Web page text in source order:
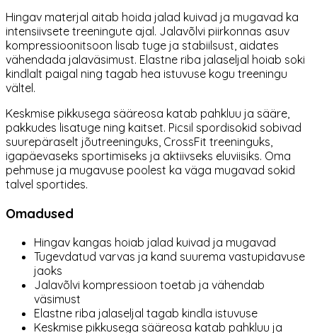
Hingav materjal aitab hoida jalad kuivad ja mugavad ka
intensiivsete treeningute ajal. Jalavõlvi piirkonnas asuv
kompressioonitsoon lisab tuge ja stabiilsust, aidates
vähendada jalaväsimust. Elastne riba jalaseljal hoiab soki
kindlalt paigal ning tagab hea istuvuse kogu treeningu
vältel.
Keskmise pikkusega sääreosa katab pahkluu ja sääre,
pakkudes lisatuge ning kaitset. Picsil spordisokid sobivad
suurepäraselt jõutreeninguks, CrossFit treeninguks,
igapäevaseks sportimiseks ja aktiivseks eluviisiks. Oma
pehmuse ja mugavuse poolest ka väga mugavad sokid
talvel sportides.
Omadused
Hingav kangas hoiab jalad kuivad ja mugavad
Tugevdatud varvas ja kand suurema vastupidavuse
jaoks
Jalavõlvi kompressioon toetab ja vähendab
väsimust
Elastne riba jalaseljal tagab kindla istuvuse
Keskmise pikkusega sääreosa katab pahkluu ja